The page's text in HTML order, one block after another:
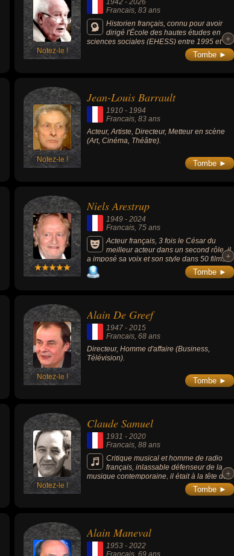
Notez-le !
Francais , 83 ans
Historien français, connu pour avoir
dirigé l'École des hautes études en
sciences sociales (EHESS) entre 1995 et
2004, a joué un rôle déterminant dans
l'introduction et la diffusion en France de la
réduite. Ses travaux théoriques sur les « jeux
d'échelles » ont profondément influencé la
méthodologie de l'histoire sociale en
questionnant les variations de focale dans
l'analyse des phénomènes historiques.
+
+
Tombe ►
Notez-le !
Jean-Louis Barrault
1910 - 1994
Francais , 83 ans
Acteur, Artiste, Directeur, Metteur en scène
(Art, Cinéma, Théâtre).
Tombe ►
Niels Arestrup
1949 -2024
Francais, 75 ans
Acteur français, 3 fois le César du
meilleur acteur dans un second rôle, il
a imposé sa voix et son style dans 50 films
environ. Figure de films de Jacques Audiard,
il est connu pour ses rôle dans « Stavisky »
(2009, gangster), « Quai d’Orsay » (2013,
comédie, avec Thierry Lhermitte), « Au revoir
là-haut » (2017, historique, avec Albert
Dupontel).
+
+
Tombe ►
Notez-le !
Alain De Greef
1947 -2015
Francais, 68 ans
Directeur, Homme d'affaire (Business,
Télévision).
Tombe ►
Notez-le !
Claude Samuel
1931 -2020
Francais, 88 ans
Critique musical et homme de radio
français, inlassable défenseur de la
musique contemporaine, il était à la tête des
festivals de Royan et de la Rochelle. Proche
de Pierre Boulez, il fut aussi directeur de la
+
+
Tombe ►
Alain Maneval
1953 -2022
Francais , 69 ans